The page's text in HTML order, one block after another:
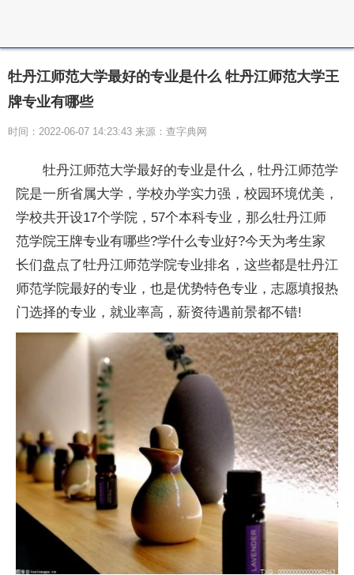
牡丹江师范大学最好的专业是什么 牡丹江师范大学王
牌专业有哪些
时间：2022-06-07 14:23:43 来源：查字典网
牡丹江师范大学最好的专业是什么，牡丹江师范学
院是一所省属大学，学校办学实力强，校园环境优美，
学校共开设17个学院，57个本科专业，那么牡丹江师
范学院王牌专业有哪些?学什么专业好?今天为考生家
长们盘点了牡丹江师范学院专业排名，这些都是牡丹江
师范学院最好的专业，也是优势特色专业，志愿填报热
门选择的专业，就业率高，薪资待遇前景都不错!